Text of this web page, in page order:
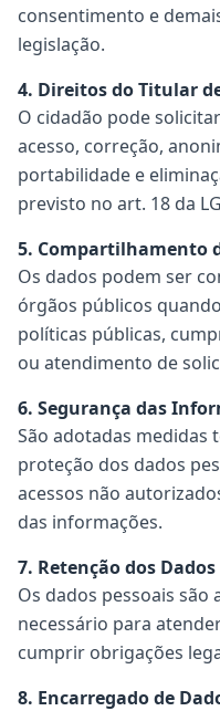
consentimento e
legislação.
4. Direitos do Titular
O cidadão pode
acesso, correção,
portabilidade e
previsto no art. 18 da
5. Compartilhamento
Os dados podem ser
órgãos públicos
políticas públicas,
ou atendimento de
6. Segurança das
São adotadas medidas
proteção dos dados
acessos não
das informações.
7. Retenção dos Dados
Os dados pessoais
necessário para
cumprir obrigações
8. Encarregado de